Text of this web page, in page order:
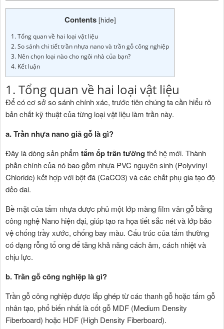
Contents [hide]
1. Tổng quan về hai loại vật liệu
2. So sánh chi tiết trần nhựa nano và trần gỗ công nghiệp
3. Nên chọn loại nào cho ngôi nhà của bạn?
4. Kết luận
1. Tổng quan về hai loại vật liệu
Để có cơ sở so sánh chính xác, trước tiên chúng ta cần hiểu rõ
bản chất kỹ thuật của từng loại vật liệu làm trần này.
a. Trần nhựa nano giả gỗ là gì?
Đây là dòng sản phẩm tấm ốp trần tường thế hệ mới. Thành
phần chính của nó bao gồm nhựa PVC nguyên sinh (Polyvinyl
Chloride) kết hợp với bột đá (CaCO3) và các chất phụ gia tạo độ
dẻo dai.
Bề mặt của tấm nhựa được phủ một lớp màng film vân gỗ bằng
công nghệ Nano hiện đại, giúp tạo ra họa tiết sắc nét và lớp bảo
vệ chống trầy xước, chống bay màu. Cấu trúc của tấm thường
có dạng rỗng tổ ong để tăng khả năng cách âm, cách nhiệt và
chịu lực.
b. Trần gỗ công nghiệp là gì?
Trần gỗ công nghiệp được lắp ghép từ các thanh gỗ hoặc tấm gỗ
nhân tạo, phổ biến nhất là cốt gỗ MDF (Medium Density
Fiberboard) hoặc HDF (High Density Fiberboard).